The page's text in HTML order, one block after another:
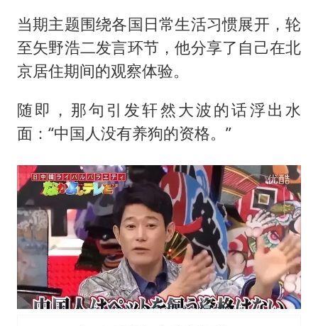
当期主题围绕各国日常生活习惯展开，轮
至矢野浩二发言环节，他分享了自己在北
京居住期间的观察体验。
随即，那句引发轩然大波的话浮出水
面：“中国人没有养狗的资格。”